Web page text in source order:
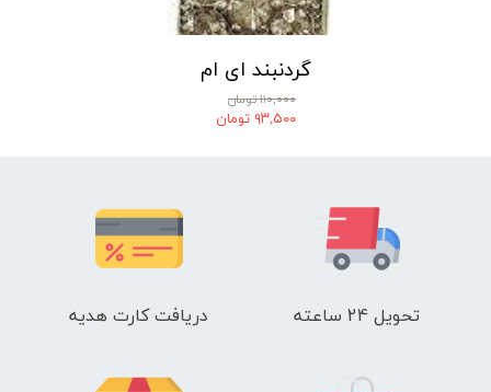
گردنبند ای ام
۱۱۰,۰۰۰ تومان
۹۳,۵۰۰ تومان
تحویل 24 ساعته دریافت کارت هدیه